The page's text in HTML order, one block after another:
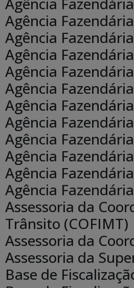
Agência
Agência
Agência
Agência
Agência
Agência
Agência
Agência
Agência
Agência
Agência
Assessoria da
Trânsito (COFIMT)
Assessoria da
Assessoria da
Base de